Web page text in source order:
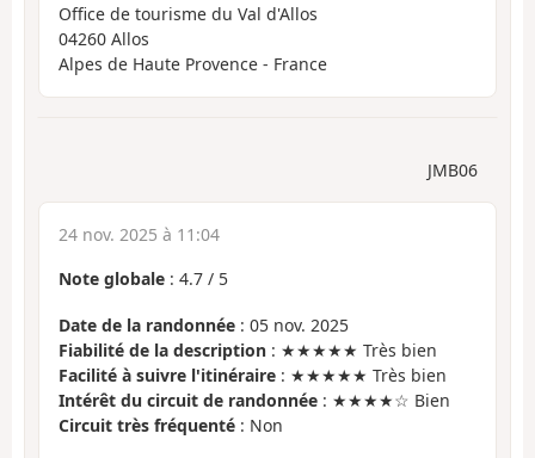
Office de tourisme du Val d'Allos
04260 Allos
Alpes de Haute Provence - France
JMB06
24 nov. 2025 à 11:04
Note globale : 4.7 / 5
Date de la randonnée : 05 nov. 2025
Fiabilité de la description : ★★★★★ Très bien
Facilité à suivre l'itinéraire : ★★★★★ Très bien
Intérêt du circuit de randonnée : ★★★★☆ Bien
Circuit très fréquenté : Non